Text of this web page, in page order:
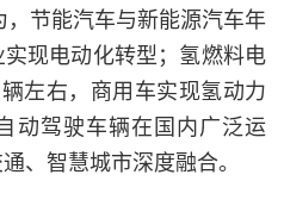
节能汽车与新能源汽车年
现电动化转型；氢燃料电
左右，商用车实现氢动力
动驾驶车辆在国内广泛运
、智慧城市深度融合。